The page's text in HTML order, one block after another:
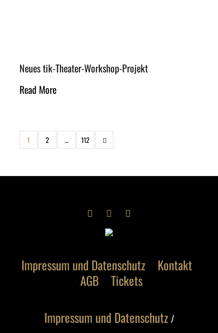
Neues tik-Theater-Workshop-Projekt
Read More
1 2 … 112
Impressum und Datenschutz
Kontakt
AGB
Tickets
Impressum und Datenschutz /